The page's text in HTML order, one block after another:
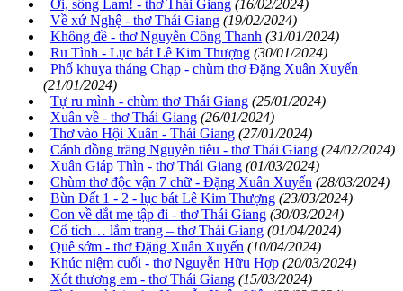
Ơi, sông Lam! - thơ Thái Giang (16/02/2024)
Về xứ Nghệ - thơ Thái Giang (19/02/2024)
Không đề - thơ Nguyễn Công Thanh (31/01/2024)
Ru Tình - Lục bát Lê Kim Thượng (30/01/2024)
Phố khuya tháng Chạp - chùm thơ Đặng Xuân Xuyến
(21/01/2024)
Tự ru mình - chùm thơ Thái Giang (25/01/2024)
Xuân về - thơ Thái Giang (26/01/2024)
Thơ vào Hội Xuân - Thái Giang (27/01/2024)
Cánh đồng trăng Nguyên tiêu - thơ Thái Giang (24/02/2024)
Xuân Giáp Thìn - thơ Thái Giang (01/03/2024)
Chùm thơ độc vận 7 chữ - Đặng Xuân Xuyến (28/03/2024)
Bùn Đất 1 - 2 - lục bát Lê Kim Thượng (23/03/2024)
Con về dắt mẹ tập đi - thơ Thái Giang (30/03/2024)
Cổ tích… lắm trang – thơ Thái Giang (01/04/2024)
Quê sớm - thơ Đặng Xuân Xuyến (10/04/2024)
Khúc niệm cuối - thơ Nguyễn Hữu Hợp (20/03/2024)
Xót thương em - thơ Thái Giang (15/03/2024)